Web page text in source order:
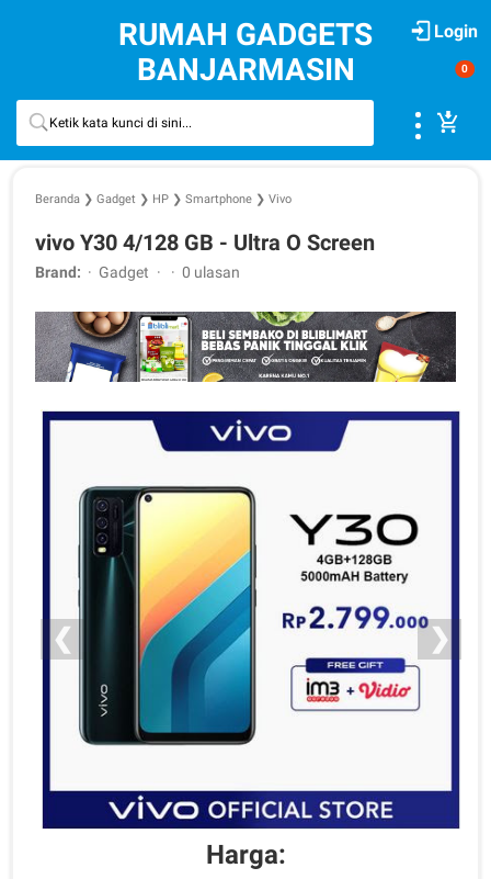
RUMAH GADGETS
BANJARMASIN
Login
0
Beranda ❯ Gadget ❯ HP ❯ Smartphone ❯ Vivo
vivo Y30 4/128 GB - Ultra O Screen
Brand: Gadget 0 ulasan
❮ ❯
Harga: